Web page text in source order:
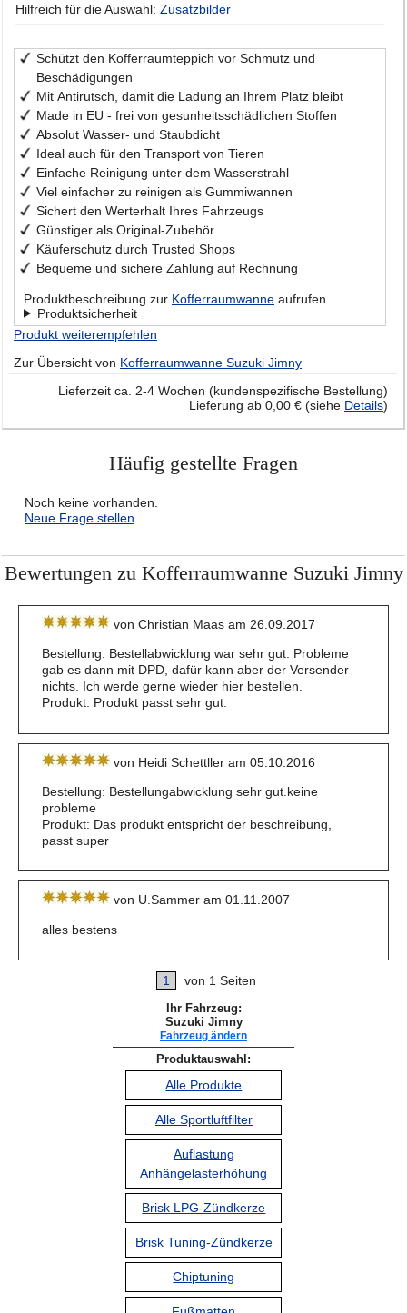
Hilfreich für die Auswahl: Zusatzbilder
Schützt den Kofferraumteppich vor Schmutz und
Beschädigungen
Mit Antirutsch, damit die Ladung an Ihrem Platz bleibt
Made in EU - frei von gesunheitsschädlichen Stoffen
Absolut Wasser- und Staubdicht
Ideal auch für den Transport von Tieren
Einfache Reinigung unter dem Wasserstrahl
Viel einfacher zu reinigen als Gummiwannen
Sichert den Werterhalt Ihres Fahrzeugs
Günstiger als Original-Zubehör
Käuferschutz durch Trusted Shops
Bequeme und sichere Zahlung auf Rechnung
Produktbeschreibung zur Kofferraumwanne aufrufen
Produktsicherheit
Produkt weiterempfehlen
Zur Übersicht von Kofferraumwanne Suzuki Jimny
Lieferzeit ca. 2-4 Wochen (kundenspezifische Bestellung)
Lieferung ab 0,00 € (siehe Details)
Häufig gestellte Fragen
Noch keine vorhanden.
Neue Frage stellen
Bewertungen zu Kofferraumwanne Suzuki Jimny
von Christian Maas am 26.09.2017
Bestellung: Bestellabwicklung war sehr gut. Probleme
gab es dann mit DPD, dafür kann aber der Versender
nichts. Ich werde gerne wieder hier bestellen.
Produkt: Produkt passt sehr gut.
von Heidi Schettller am 05.10.2016
Bestellung: Bestellungabwicklung sehr gut.keine
probleme
Produkt: Das produkt entspricht der beschreibung,
passt super
von U.Sammer am 01.11.2007
alles bestens
1 von 1 Seiten
Ihr Fahrzeug:
Suzuki Jimny
Fahrzeug ändern
Produktauswahl:
Alle Produkte
Alle Sportluftfilter
Auflastung
Anhängelasterhöhung
Brisk LPG-Zündkerze
Brisk Tuning-Zündkerze
Chiptuning